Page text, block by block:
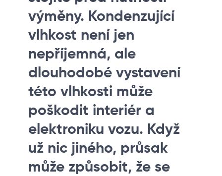
výměny. Kondenzující
vlhkost není jen
nepříjemná, ale
dlouhodobé vystavení
této vlhkosti může
poškodit interiér a
elektroniku vozu. Když
už nic jiného, průsak
může způsobit, že se